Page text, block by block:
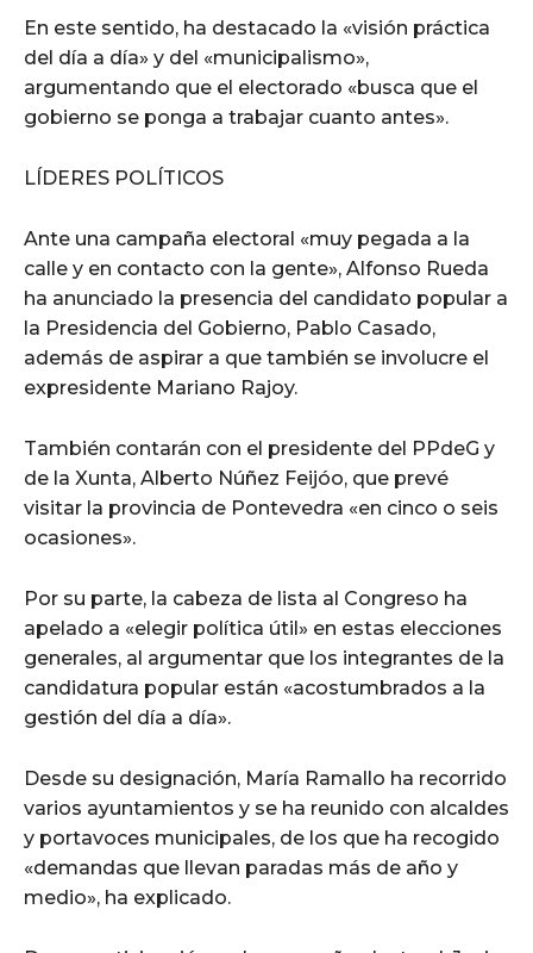
En este sentido, ha destacado la «visión práctica
del día a día» y del «municipalismo»,
argumentando que el electorado «busca que el
gobierno se ponga a trabajar cuanto antes».
LÍDERES POLÍTICOS
Ante una campaña electoral «muy pegada a la
calle y en contacto con la gente», Alfonso Rueda
ha anunciado la presencia del candidato popular a
la Presidencia del Gobierno, Pablo Casado,
además de aspirar a que también se involucre el
expresidente Mariano Rajoy.
También contarán con el presidente del PPdeG y
de la Xunta, Alberto Núñez Feijóo, que prevé
visitar la provincia de Pontevedra «en cinco o seis
ocasiones».
Por su parte, la cabeza de lista al Congreso ha
apelado a «elegir política útil» en estas elecciones
generales, al argumentar que los integrantes de la
candidatura popular están «acostumbrados a la
gestión del día a día».
Desde su designación, María Ramallo ha recorrido
varios ayuntamientos y se ha reunido con alcaldes
y portavoces municipales, de los que ha recogido
«demandas que llevan paradas más de año y
medio», ha explicado.